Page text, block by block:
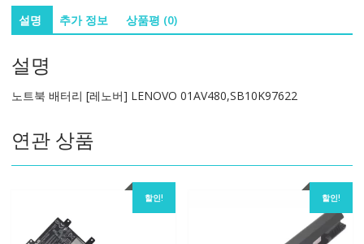
[레
노
LENOVO
01AV480,SB10K97622
수
설명 추가 정보 상품평 (0)
설명
노트북 배터리 [레노버] LENOVO 01AV480,SB10K97622
연관 상품
할인! 할인!